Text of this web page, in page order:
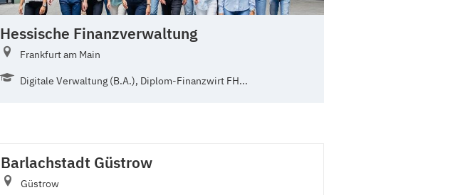
Hessische Finanzverwaltung
Frankfurt am Main
Digitale Verwaltung (B.A.), Diplom-Finanzwirt FH...
Barlachstadt Güstrow
Güstrow